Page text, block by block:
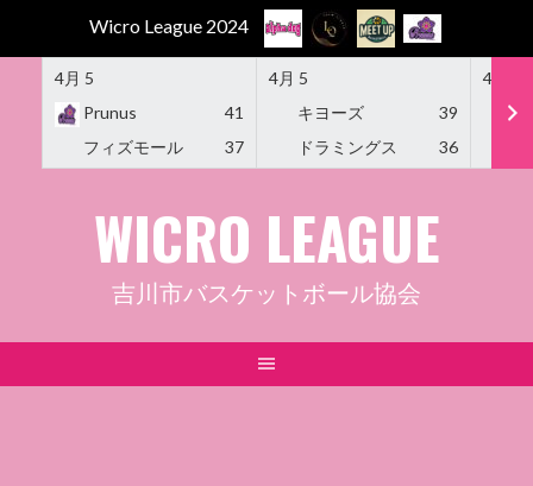
Wicro League 2024
4月 5
Prunus
41
フィズモール
37
4月 5
キヨーズ
39
ドラミングス
36
4月 5
WICRO LEAGUE
吉川市バスケットボール協会